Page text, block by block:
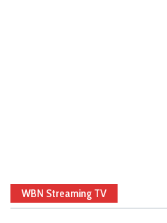
WBN Streaming TV